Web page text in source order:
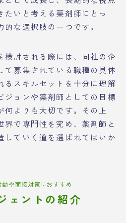
いと考える薬剤師にとっ
な選択肢の一つです。
検討される際には、同社の企
て募集されている職種の具体
るスキルセットを十分に理解
ジョンや薬剤師としての目標
何よりも大切です。その上
界で専門性を究め、薬剤師と
していく道を選ばれてはいか
や面接対策におすすめ
ェントの紹介